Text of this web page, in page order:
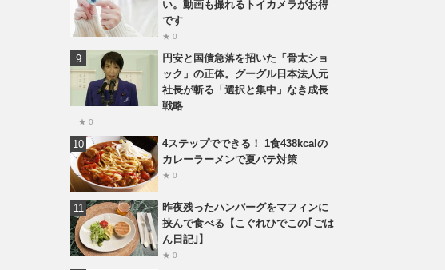
い。動画も撮れるトイカメラがお得
です
★ 0
円安と国債急落を招いた「骨太ショ
ック」の正体。グーグル日本法人元
社長が斬る「選択と集中」なき成長
戦略
★ 0
4ステップでできる！ 1食438kcalの
カレーラーメンで夏バテ対策
★ 0
昨夜残ったハンバーグをマフィンに
挟んで食べる【こぐれひでこの｢ごは
ん日記｣】
★ 0